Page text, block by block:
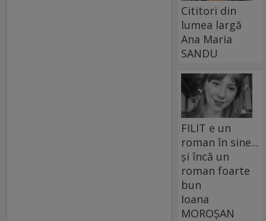
Cititori din
lumea largă
Ana Maria
SANDU
FILIT e un
roman în sine...
și încă un
roman foarte
bun
Ioana
MOROȘAN